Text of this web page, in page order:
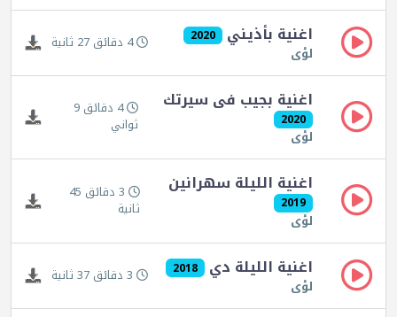
اغنية بأذيني 2020
لؤى 4 دقائق 27 ثانية
اغنية بجيب فى سيرتك
2020
لؤى
4 دقائق 9
ثواني
اغنية الليلة سهرانين
2019
لؤى
3 دقائق 45
ثانية
اغنية الليلة دي 2018
لؤى 3 دقائق 37 ثانية